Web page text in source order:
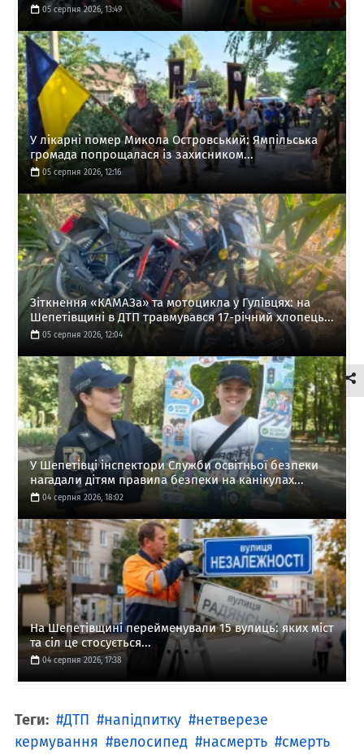
05 серпня 2026, 13:49
У лікарні помер Микола Островський: Ямпільська
громада попрощалася із захисником...
05 серпня 2026, 12:16
Зіткнення «КАМАЗа» та мотоцикла у Гулівцях: на
Шепетівщині в ДТП травмувався 17-річний хлопець...
05 серпня 2026, 12:04
У Шепетівці інспектори Служби освітньої безпеки
нагадали дітям правила безпеки на канікулах...
04 серпня 2026, 18:02
На Шепетівщині перейменували 15 вулиць: яких міст
та сіл це стосується...
04 серпня 2026, 17:38
Теги: ДТП напідпитку
нетверезе
кермування
велосипед насмерть
смерть